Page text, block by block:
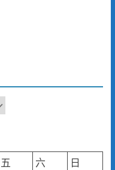
五 六
日